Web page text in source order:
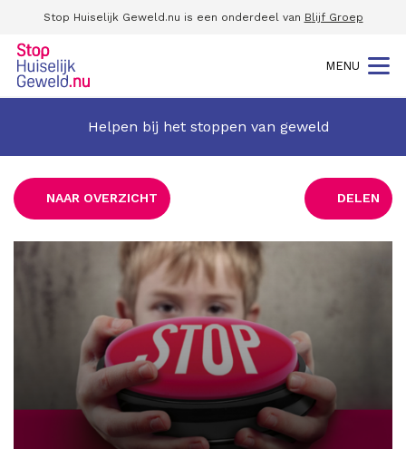
Stop Huiselijk Geweld.nu is een onderdeel van Blijf Groep
MENU
Helpen bij het stoppen van geweld
NAAR OVERZICHT DELEN